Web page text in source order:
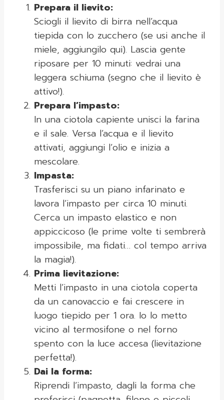
Prepara il lievito:
Sciogli il lievito di birra nell’acqua
tiepida con lo zucchero (se usi anche il
miele, aggiungilo qui). Lascia gente
riposare per 10 minuti: vedrai una
leggera schiuma (segno che il lievito è
attivo!).
Prepara l’impasto:
In una ciotola capiente unisci la farina
e il sale. Versa l’acqua e il lievito
attivati, aggiungi l’olio e inizia a
mescolare.
Impasta:
Trasferisci su un piano infarinato e
lavora l’impasto per circa 10 minuti.
Cerca un impasto elastico e non
appiccicoso (le prime volte ti sembrerà
impossibile, ma fidati… col tempo arriva
la magia!).
Prima lievitazione:
Metti l’impasto in una ciotola coperta
da un canovaccio e fai crescere in
luogo tiepido per 1 ora. Io lo metto
vicino al termosifone o nel forno
spento con la luce accesa (lievitazione
perfetta!).
Dai la forma:
Riprendi l’impasto, dagli la forma che